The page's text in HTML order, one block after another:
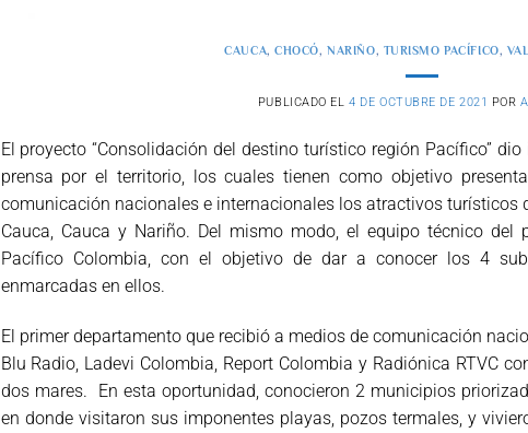
CAUCA,CHOCÓ,NARIÑO, TURISMO PACÍFICO,
PUBLICADO EL4 DE OCTUBRE DE 2021 POR
El proyecto “Consolidación del destino turístico región Pacífico”
prensa por el territorio, los cuales tienen como objetivo
comunicación nacionales e internacionales los atractivos turísticos
Cauca, Cauca y Nariño. Del mismo modo, el equipo técnico
Pacífico Colombia, con el objetivo de dar a conocer los 4
enmarcadas en ellos.
El primer departamento que recibió a medios de comunicación
Blu Radio, Ladevi Colombia, Report Colombia y Radiónica RTVC
dos mares. En esta oportunidad, conocieron 2 municipios
en donde visitaron sus imponentes playas, pozos termales, y